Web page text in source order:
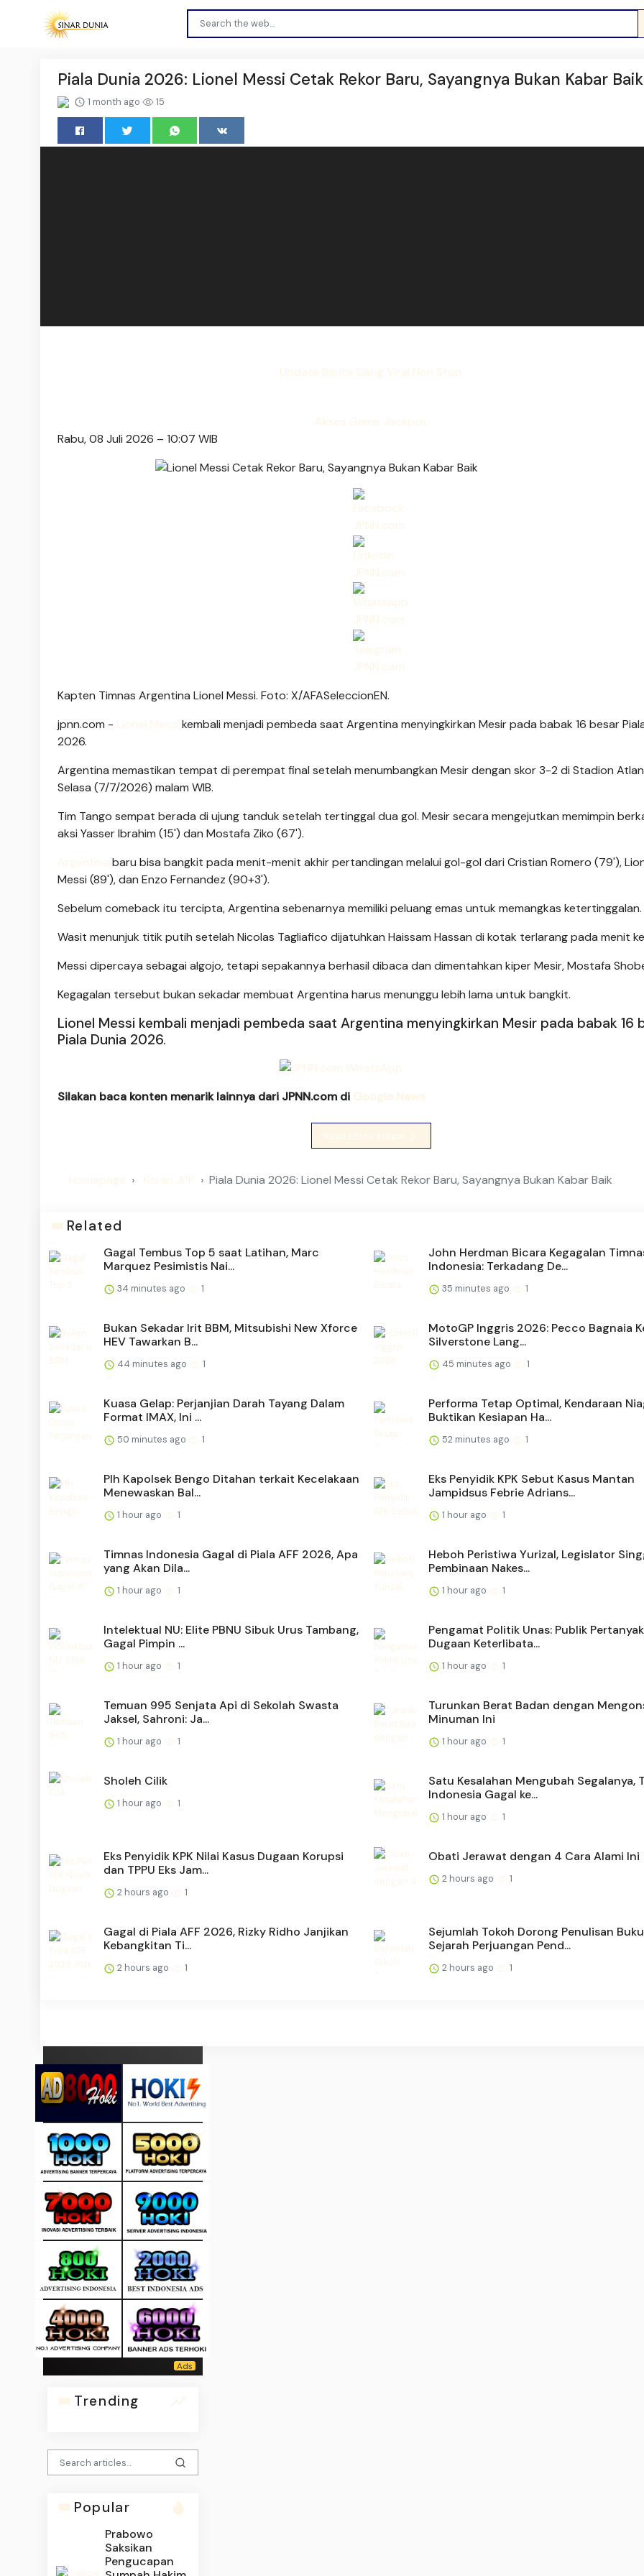
Piala Dunia 2026: Lionel Messi Cetak Rekor Baru, Sayangnya Bukan Kabar Baik
1 month ago 15
Update Berita Siang Viral Non Stop
Akses Game Jackpot
Rabu, 08 Juli 2026 – 10:07 WIB
Kapten Timnas Argentina Lionel Messi. Foto: X/AFASeleccionEN.
jpnn.com - Lionel Messi kembali menjadi pembeda saat Argentina menyingkirkan Mesir pada babak 16 besar
2026.
Argentina memastikan tempat di perempat final setelah menumbangkan Mesir dengan skor 3-2 di Stadion
Selasa (7/7/2026) malam WIB.
Tim Tango sempat berada di ujung tanduk setelah tertinggal dua gol. Mesir secara mengejutkan memimpin
aksi Yasser Ibrahim (15') dan Mostafa Ziko (67').
Argentina baru bisa bangkit pada menit-menit akhir pertandingan melalui gol-gol dari Cristian Romero (79'),
Messi (89'), dan Enzo Fernandez (90+3').
Sebelum comeback itu tercipta, Argentina sebenarnya memiliki peluang emas untuk memangkas ketertinggalan.
Wasit menunjuk titik putih setelah Nicolas Tagliafico dijatuhkan Haissam Hassan di kotak terlarang pada menit
Messi dipercaya sebagai algojo, tetapi sepakannya berhasil dibaca dan dimentahkan kiper Mesir, Mostafa
Kegagalan tersebut bukan sekadar membuat Argentina harus menunggu lebih lama untuk bangkit.
Lionel Messi kembali menjadi pembeda saat Argentina menyingkirkan Mesir pada babak 16
Piala Dunia 2026.
Silakan baca konten menarik lainnya dari JPNN.com di Google News
Read Entire Article
Homepage Koran JPP Piala Dunia 2026: Lionel Messi Cetak Rekor Baru, Sayangnya Bukan Kabar Baik
Related
Gagal Tembus Top 5 saat Latihan, Marc
Marquez Pesimistis Nai...
34 minutes ago 1
John Herdman Bicara Kegagalan
Indonesia: Terkadang De...
35 minutes ago 1
Bukan Sekadar Irit BBM, Mitsubishi New Xforce
HEV Tawarkan B...
44 minutes ago 1
MotoGP Inggris 2026: Pecco Bagnaia
Silverstone Lang...
45 minutes ago 1
Kuasa Gelap: Perjanjian Darah Tayang Dalam
Format IMAX, Ini ...
50 minutes ago 1
Performa Tetap Optimal, Kendaraan
Buktikan Kesiapan Ha...
52 minutes ago 1
Plh Kapolsek Bengo Ditahan terkait Kecelakaan
Menewaskan Bal...
1 hour ago 1
Eks Penyidik KPK Sebut Kasus Mantan
Jampidsus Febrie Adrians...
1 hour ago 1
Timnas Indonesia Gagal di Piala AFF 2026, Apa
yang Akan Dila...
1 hour ago 1
Heboh Peristiwa Yurizal, Legislator
Pembinaan Nakes...
1 hour ago 1
Intelektual NU: Elite PBNU Sibuk Urus Tambang,
Gagal Pimpin ...
1 hour ago 1
Pengamat Politik Unas: Publik
Dugaan Keterlibata...
1 hour ago 1
Temuan 995 Senjata Api di Sekolah Swasta
Jaksel, Sahroni: Ja...
1 hour ago 1
Turunkan Berat Badan dengan
Minuman Ini
1 hour ago 1
Sholeh Cilik
1 hour ago 1
Satu Kesalahan Mengubah Segalanya,
Indonesia Gagal ke...
1 hour ago 1
Eks Penyidik KPK Nilai Kasus Dugaan Korupsi
dan TPPU Eks Jam...
2 hours ago 1
Obati Jerawat dengan 4 Cara Alami Ini
2 hours ago 1
Gagal di Piala AFF 2026, Rizky Ridho Janjikan
Kebangkitan Ti...
2 hours ago 1
Sejumlah Tokoh Dorong Penulisan Buku
Sejarah Perjuangan Pend...
2 hours ago 1
Trending
Popular
Prabowo
Saksikan
Pengucapan